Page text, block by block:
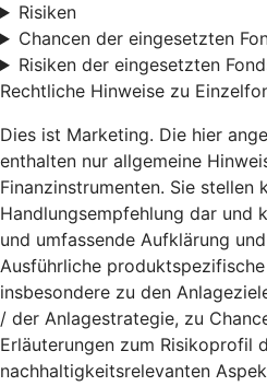
Risiken
Chancen der eingesetzten
Risiken der eingesetzten
Rechtliche Hinweise zu
Dies ist Marketing. Die hier
enthalten nur allgemeine
Finanzinstrumenten. Sie stellen
Handlungsempfehlung dar und
und umfassende Aufklärung
Ausführliche
insbesondere zu den
/ der Anlagestrategie, zu
Erläuterungen zum Risikoprofil
nachhaltigkeitsrelevanten